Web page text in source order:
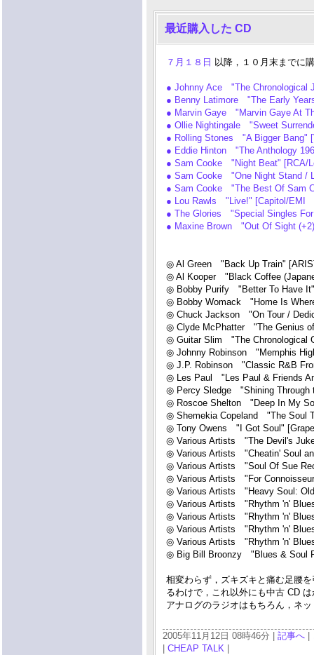
最近購入した CD
７月１８日 以降，１０月末までに
● Johnny Ace "The Chronological
● Benny Latimore "The Early
● Marvin Gaye "Marvin Gaye At
● Ollie Nightingale "Sweet
● Rolling Stones "A Bigger Bang"
● Eddie Hinton "The Anthology
● Sam Cooke "Night Beat" [RCA/
● Sam Cooke "One Night Stand /
● Sam Cooke "The Best Of Sam
● Lou Rawls "Live!" [Capitol/EMI
● The Glories "Special Singles
● Maxine Brown "Out Of Sight
◎ Al Green "Back Up Train"
◎ Al Kooper "Black Coffee
◎ Bobby Purify "Better To Have
◎ Bobby Womack "Home Is
◎ Chuck Jackson "On Tour /
◎ Clyde McPhatter "The Genius
◎ Guitar Slim "The Chronological
◎ Johnny Robinson "Memphis
◎ J.P. Robinson "Classic R&B
◎ Les Paul "Les Paul & Friends
◎ Percy Sledge "Shining Through
◎ Roscoe Shelton "Deep In My
◎ Shemekia Copeland "The Soul
◎ Tony Owens "I Got Soul"
◎ Various Artists "The Devil's
◎ Various Artists "Cheatin' Soul
◎ Various Artists "Soul Of Sue
◎ Various Artists "For
◎ Various Artists "Heavy Soul:
◎ Various Artists "Rhythm 'n'
◎ Various Artists "Rhythm 'n'
◎ Various Artists "Rhythm 'n'
◎ Various Artists "Rhythm 'n'
◎ Big Bill Broonzy "Blues & Soul
相変わらず，ズキズキと痛む足腰
るわけで，これ以外にも中古 CD
アナログのラジオはもちろん，ネ
2005年11月12日 08時46分 | 記事へ
CHEAP TALK